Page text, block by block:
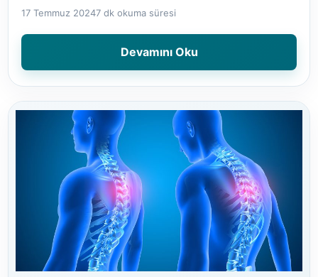
17 Temmuz 20247 dk okuma süresi
Devamını Oku